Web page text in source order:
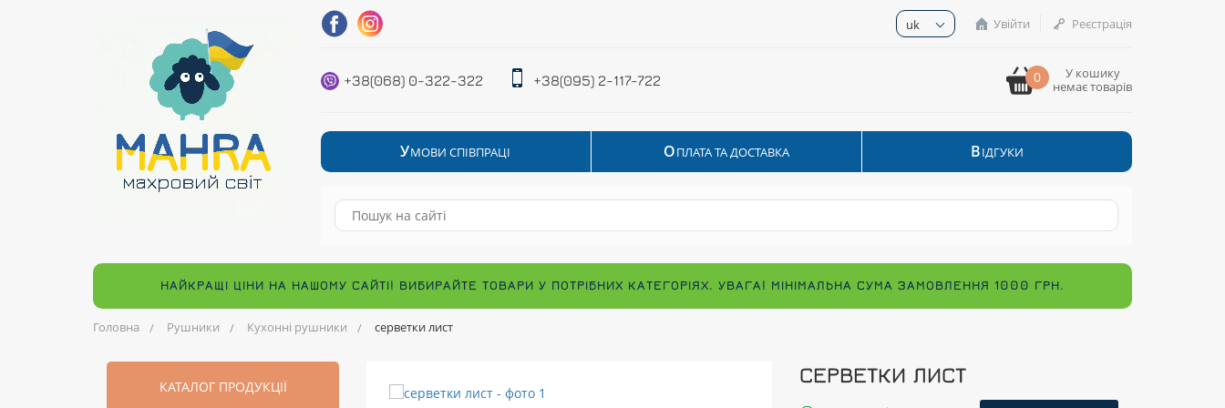
uk Увійти Реєстрація
+38(068) 0-322-322 +38(095) 2-117-722 0
У кошику
немає товарів
УМОВИ СПІВПРАЦІ ОПЛАТА ТА ДОСТАВКА ВІДГУКИ
НАЙКРАЩІ ЦІНИ НА НАШОМУ САЙТІ! ВИБИРАЙТЕ ТОВАРИ У ПОТРІБНИХ КАТЕГОРІЯХ. УВАГА! МІНІМАЛЬНА СУМА ЗАМОВЛЕННЯ 1000 ГРН.
Головна Рушники Кухонні рушники серветки лист
КАТАЛОГ ПРОДУКЦІЇ СЕРВЕТКИ ЛИСТ